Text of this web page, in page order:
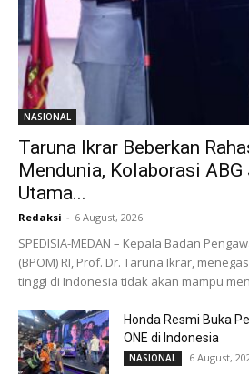
NASIONAL
Taruna Ikrar Beberkan
Mendunia, Kolaborasi
Utama...
Redaksi - 6 August, 2026
SPEDISIA-MEDAN – Kepala Badan
(BPOM) RI, Prof. Dr. Taruna Ikrar,
tinggi di Indonesia tidak akan mampu
Honda Resmi Buka
ONE di Indonesia
NASIONAL 6 August,